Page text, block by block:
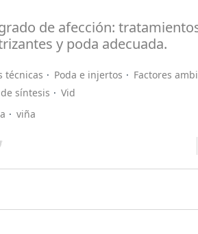
de afección:
y poda adecuada.
técnicas Poda e injertos
Factores
síntesis
Vid
viña